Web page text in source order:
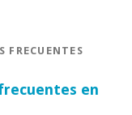
FRECUENTES
en